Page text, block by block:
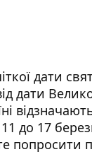
дати
дати
до 17
попросити